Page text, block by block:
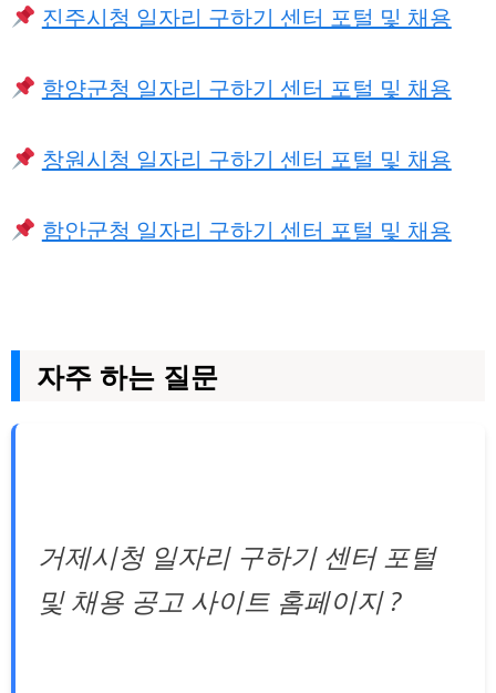
진주시청 일자리 구하기 센터 포털 및 채용
함양군청 일자리 구하기 센터 포털 및 채용
창원시청 일자리 구하기 센터 포털 및 채용
함안군청 일자리 구하기 센터 포털 및 채용
자주 하는 질문
거제시청 일자리 구하기 센터 포털
및 채용 공고 사이트 홈페이지 ?